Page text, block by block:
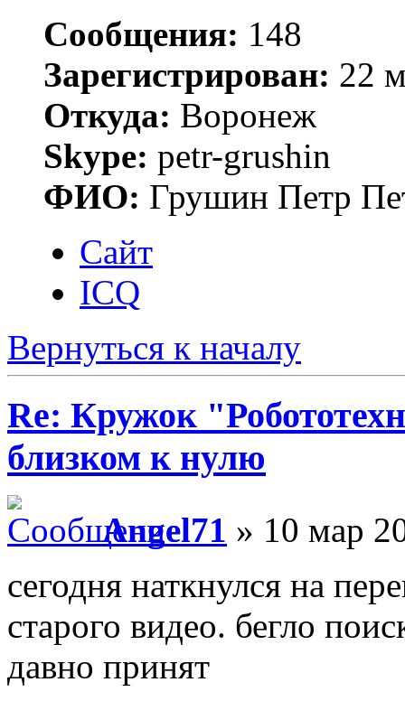
Сообщения: 148
Зарегистрирован: 22
Откуда: Воронеж
Skype: petr-grushin
ФИО: Грушин Петр
Сайт
ICQ
Вернуться к началу
Re: Кружок
близком к нулю
Angel71 » 10 мар
сегодня наткнулся на
старого видео. бегло
давно принят